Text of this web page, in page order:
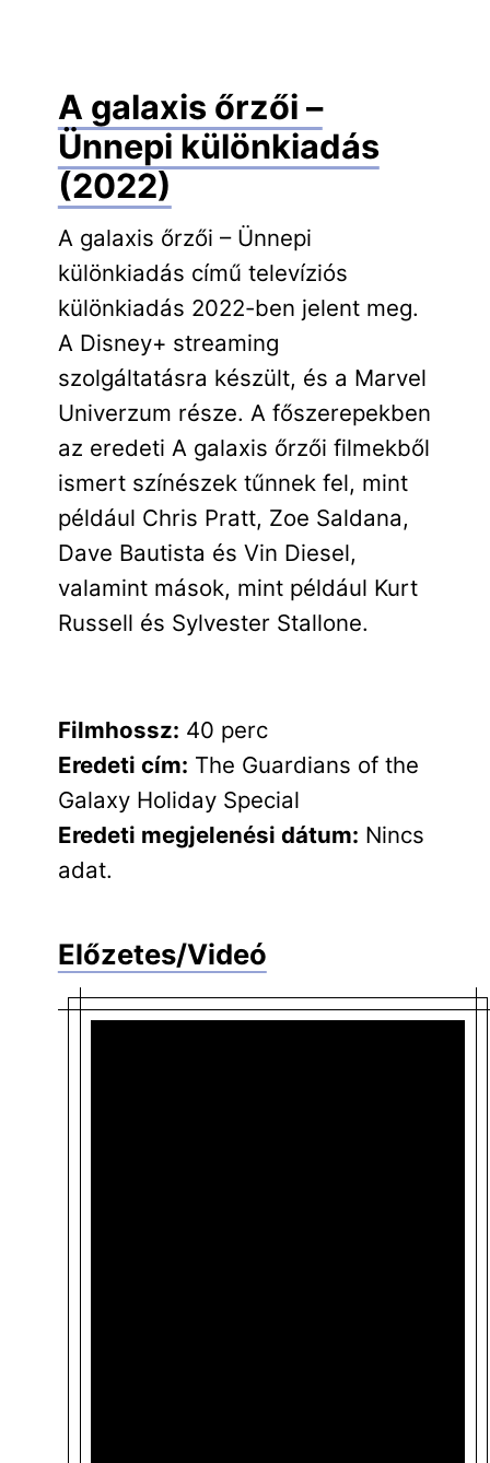
A galaxis őrzői –
Ünnepi különkiadás
(2022)
A galaxis őrzői – Ünnepi
különkiadás című televíziós
különkiadás 2022-ben jelent meg.
A Disney+ streaming
szolgáltatásra készült, és a Marvel
Univerzum része. A főszerepekben
az eredeti A galaxis őrzői filmekből
ismert színészek tűnnek fel, mint
például Chris Pratt, Zoe Saldana,
Dave Bautista és Vin Diesel,
valamint mások, mint például Kurt
Russell és Sylvester Stallone.
Filmhossz: 40 perc
Eredeti cím: The Guardians of the
Galaxy Holiday Special
Eredeti megjelenési dátum: Nincs
adat.
Előzetes/Videó